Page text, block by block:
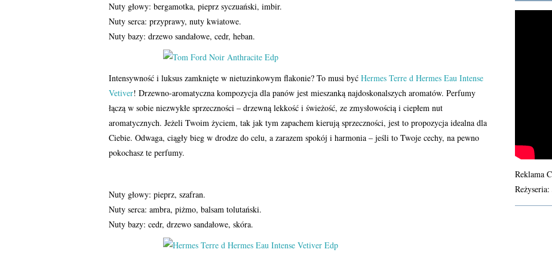
Nuty głowy: bergamotka, pieprz syczuański, imbir.
Nuty serca: przyprawy, nuty kwiatowe.
Nuty bazy: drzewo sandałowe, cedr, heban.
Intensywność i luksus zamknięte w nietuzinkowym flakonie? To musi być Hermes Terre d Hermes Eau Intense
Vetiver! Drzewno-aromatyczna kompozycja dla panów jest mieszanką najdoskonalszych aromatów. Perfumy
łączą w sobie niezwykłe sprzeczności – drzewną lekkość i świeżość, ze zmysłowością i ciepłem nut
aromatycznych. Jeżeli Twoim życiem, tak jak tym zapachem kierują sprzeczności, jest to propozycja idealna dla
Ciebie. Odwaga, ciągły bieg w drodze do celu, a zarazem spokój i harmonia – jeśli to Twoje cechy, na pewno
pokochasz te perfumy.
Nuty głowy: pieprz, szafran.
Nuty serca: ambra, piżmo, balsam tolutański.
Nuty bazy: cedr, drzewo sandałowe, skóra.
Reklama